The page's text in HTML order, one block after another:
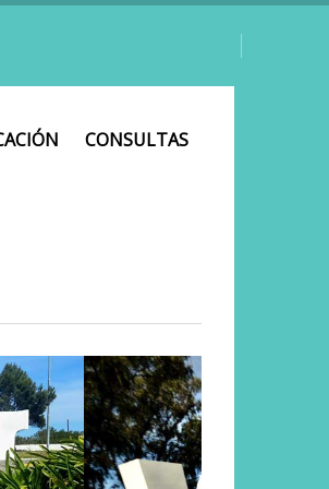
CONSULTAS